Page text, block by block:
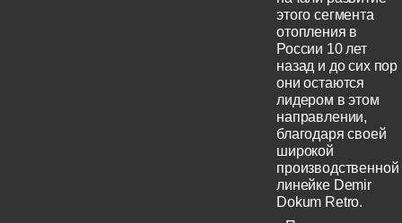
этого сегмента
отопления в
России 10 лет
назад и до сих пор
они остаются
лидером в этом
направлении,
благодаря своей
широкой
производственной
линейке Demir
Dokum Retro.